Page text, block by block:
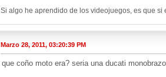
Si algo he aprendido de los videojuegos, es que si
Marzo 28, 2011, 03:20:39 PM
que coño moto era? seria una ducati